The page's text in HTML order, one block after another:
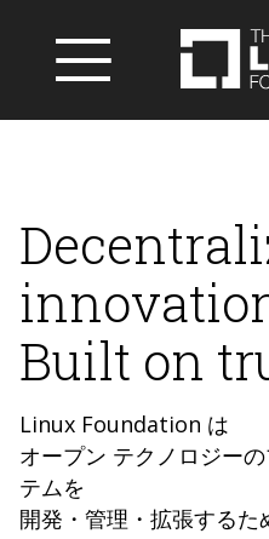
Built on
Linux Foundation は
オープン テクノロジー
テムを
開発・管理・拡張する